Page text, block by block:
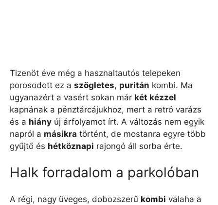
Tizenöt éve még a hasznaltautós telepeken
porosodott ez a szögletes, puritán kombi. Ma
ugyanazért a vasért sokan már két kézzel
kapnának a pénztárcájukhoz, mert a retró varázs
és a hiány új árfolyamot írt. A változás nem egyik
napról a másikra történt, de mostanra egyre több
gyűjtő és hétköznapi rajongó áll sorba érte.
Halk forradalom a parkolóban
A régi, nagy üveges, dobozszerű kombi valaha a